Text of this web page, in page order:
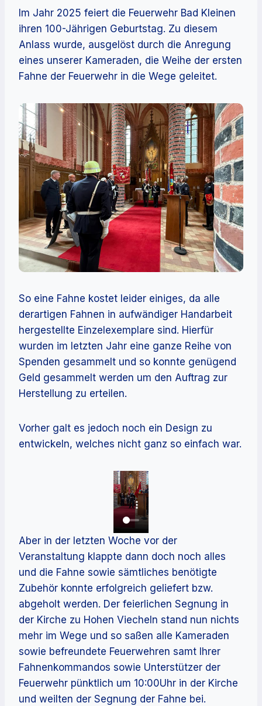
Im Jahr 2025 feiert die Feuerwehr Bad Kleinen
ihren 100-Jährigen Geburtstag. Zu diesem
Anlass wurde, ausgelöst durch die Anregung
eines unserer Kameraden, die Weihe der ersten
Fahne der Feuerwehr in die Wege geleitet.
So eine Fahne kostet leider einiges, da alle
derartigen Fahnen in aufwändiger Handarbeit
hergestellte Einzelexemplare sind. Hierfür
wurden im letzten Jahr eine ganze Reihe von
Spenden gesammelt und so konnte genügend
Geld gesammelt werden um den Auftrag zur
Herstellung zu erteilen.
Vorher galt es jedoch noch ein Design zu
entwickeln, welches nicht ganz so einfach war.
Aber in der letzten Woche vor der
Veranstaltung klappte dann doch noch alles
und die Fahne sowie sämtliches benötigte
Zubehör konnte erfolgreich geliefert bzw.
abgeholt werden. Der feierlichen Segnung in
der Kirche zu Hohen Viecheln stand nun nichts
mehr im Wege und so saßen alle Kameraden
sowie befreundete Feuerwehren samt Ihrer
Fahnenkommandos sowie Unterstützer der
Feuerwehr pünktlich um 10:00Uhr in der Kirche
und weilten der Segnung der Fahne bei.